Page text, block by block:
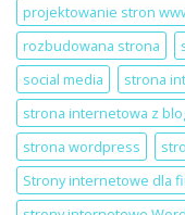
projektowanie stron
rozbudowana strona
social media
strona
strona internetowa z
strona wordpress
Strony internetowe dla